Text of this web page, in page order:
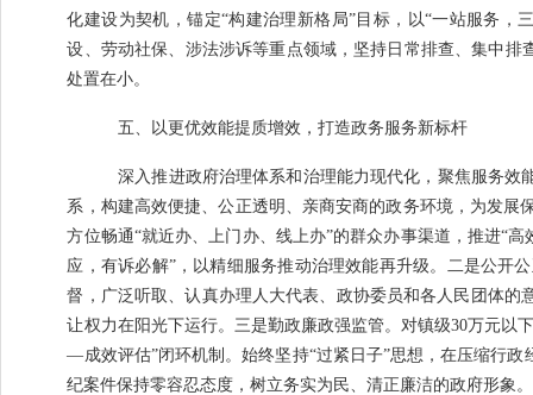
化建设为契机 ，锚定“构建治理新格局” 目标，以“一站服务，
设、劳动社保、涉法涉诉等重点领域，坚持日常排查、集中
处置在小。
五、以更优效能提质增效，打造政务服务新标杆
深入推进政府治理体系和治理能力现代化，聚焦服务效
系，构建高效便捷、公正透明、亲商安商的政务环境，为发展
方位畅通“就近办、上门办、线上办”的群众办事渠道， 推进“高
应，有诉必解”，以精细服务推动治理效能再升级。 二是公开
督，广泛听取、认真办理人大代表、政协委员和各人民团体的
让权力在阳光下运行。 三是勤政廉政强监管。 对镇级30万元以
—成效评估”闭环机制 。始终坚持“过紧日子”思想，在压缩行政
纪案件保持零容忍态度，树立务实为民、清正廉洁的政府形象。